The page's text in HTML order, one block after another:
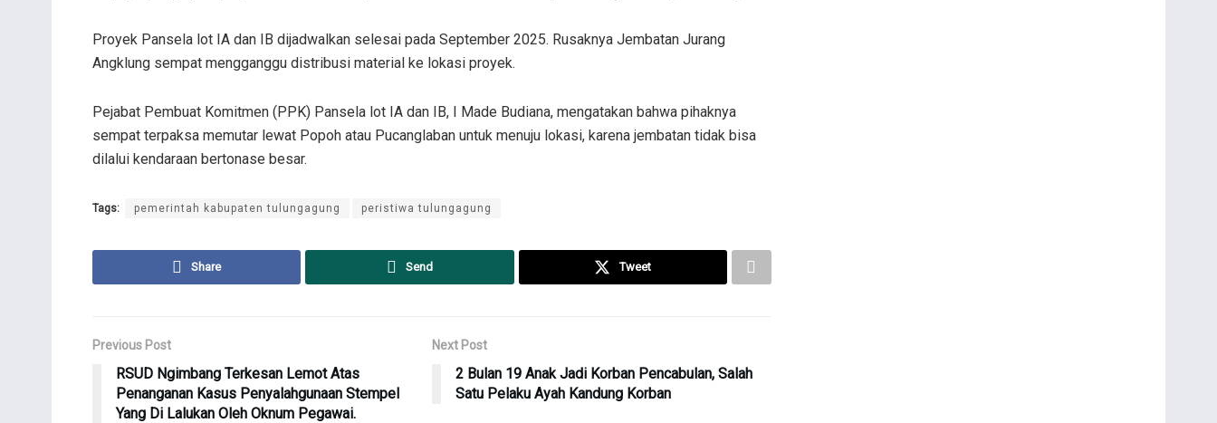
Proyek Pansela lot IA dan IB dijadwalkan selesai pada September 2025. Rusaknya Jembatan Jurang
Angklung sempat mengganggu distribusi material ke lokasi proyek.
Pejabat Pembuat Komitmen (PPK) Pansela lot IA dan IB, I Made Budiana, mengatakan bahwa pihaknya
sempat terpaksa memutar lewat Popoh atau Pucanglaban untuk menuju lokasi, karena jembatan tidak bisa
dilalui kendaraan bertonase besar.
Tags: pemerintah kabupaten tulungagung peristiwa tulungagung
Share Send Tweet
Previous Post
RSUD Ngimbang Terkesan Lemot Atas
Penanganan Kasus Penyalahgunaan Stempel
Yang Di Lalukan Oleh Oknum Pegawai.
Next Post
2 Bulan 19 Anak Jadi Korban Pencabulan, Salah
Satu Pelaku Ayah Kandung Korban